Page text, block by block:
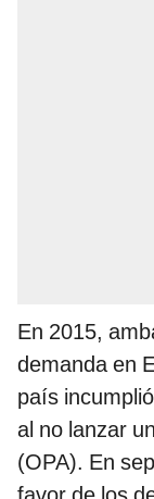
En 2015,
demanda en
país
al no lanzar
(OPA). En